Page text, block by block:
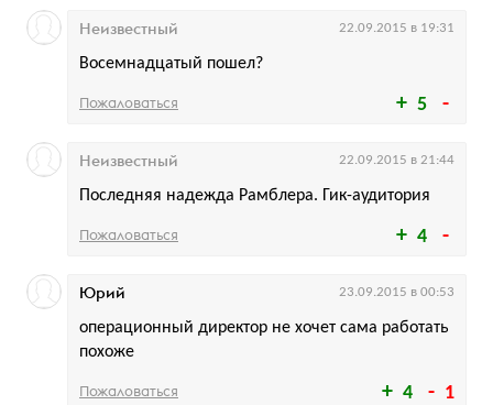
5
Восемнадцатый пошел?
Неизвестный 22.09.2015 в 19:31
Пожаловаться
4
Последняя надежда Рамблера. Гик-аудитория
Неизвестный 22.09.2015 в 21:44
Пожаловаться
4 1
операционный директор не хочет сама работать
похоже
Юрий 23.09.2015 в 00:53
Пожаловаться